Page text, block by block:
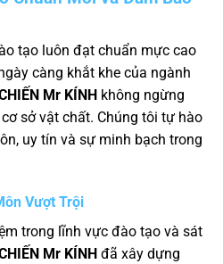
tạo luôn đạt chuẩn mực cao
càng khắt khe của ngành
Mr KÍNH không ngừng
sở vật chất. Chúng tôi tự hào
uy tín và sự minh bạch trong
Vượt Trội
trong lĩnh vực đào tạo và sát
Mr KÍNH đã xây dựng